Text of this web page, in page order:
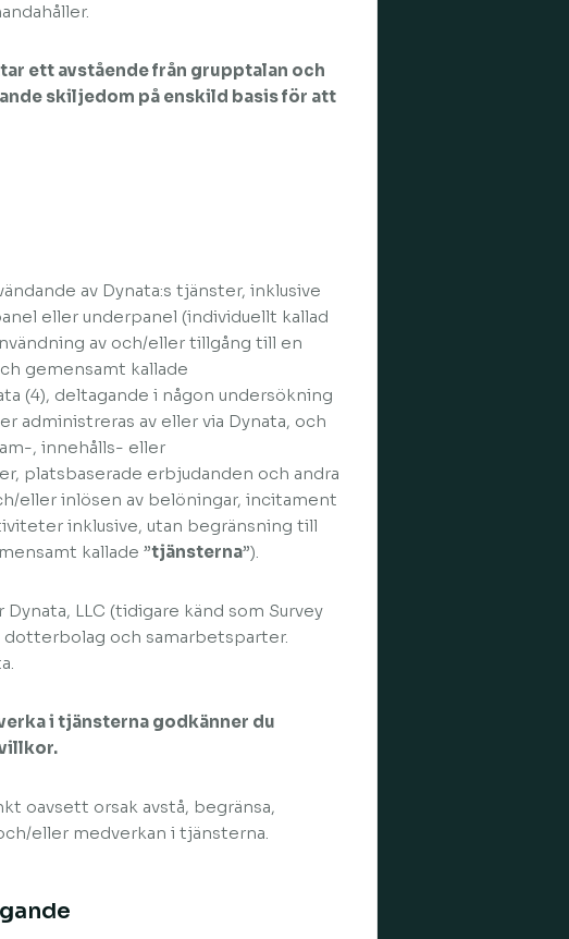
ett avstående från grupptalan och
skiljedom på enskild basis för att
av Dynata:s tjänster, inklusive
eller underpanel (individuellt kallad
av och/eller tillgång till en
gemensamt kallade
(4), deltagande i någon undersökning
administreras av eller via Dynata, och
, innehålls- eller
platsbaserade erbjudanden och andra
eller inlösen av belöningar, incitament
inklusive, utan begränsning till
kallade ”tjänsterna”).
Dynata, LLC (tidigare känd som Survey
och samarbetsparter.
i tjänsterna godkänner du
oavsett orsak avstå, begränsa,
eller medverkan i tjänsterna.